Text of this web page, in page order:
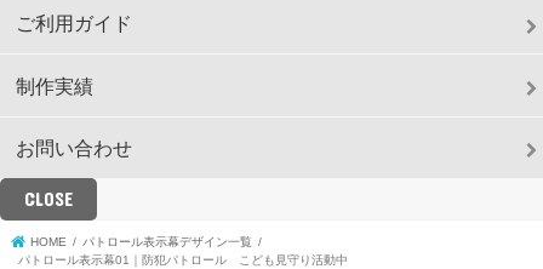
ご利用ガイド
制作実績
お問い合わせ
CLOSE
HOME
パトロール表示幕デザイン一覧
パトロール表示幕01｜防犯パトロール こども見守り活動中